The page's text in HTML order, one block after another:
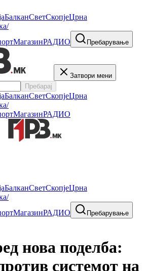
БалканСветСкопјеЦрна
МагазинРАДИО Пребарување
Затвори мени
Пребарај
БалканСветСкопјеЦрна
МагазинРАДИО
БалканСветСкопјеЦрна
МагазинРАДИО Пребарување
нова поделба:
системот на